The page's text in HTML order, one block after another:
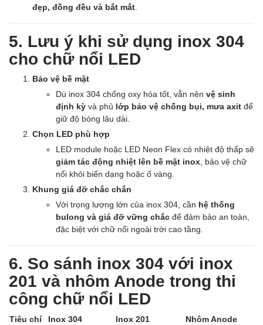
đẹp, đồng đều và bắt mắt
5. Lưu ý khi sử dụng inox 304
cho chữ nổi LED
Bảo vệ bề mặt
Dù inox 304 chống oxy hóa tốt, vẫn nên vệ sinh
định kỳ và phủ lớp bảo vệ chống bụi, mưa axit để
giữ độ bóng lâu dài.
Chọn LED phù hợp
LED module hoặc LED Neon Flex có nhiệt độ thấp sẽ
giảm tác động nhiệt lên bề mặt inox , bảo vệ chữ
nổi khỏi biến dạng hoặc ố vàng.
Khung giá đỡ chắc chắn
Với trọng lượng lớn của inox 304, cần hệ thống
bulong và giá đỡ vững chắc để đảm bảo an toàn,
đặc biệt với chữ nổi ngoài trời cao tầng.
6. So sánh inox 304 với inox
201 và nhôm Anode trong thi
công chữ nổi LED
Tiêu chí Inox 304 Inox 201
Nhôm Anode